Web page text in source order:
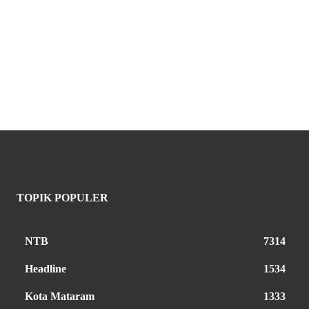
TOPIK POPULER
NTB 7314
Headline 1534
Kota Mataram 1333